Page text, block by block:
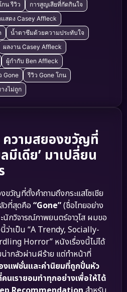
กน รีวิว
การสูญเสียที่กัดกินใจ
สดง Casey Affleck
น้ำตาซึมด้วยความประทับใจ
ผลงาน Casey Affleck
ผู้กำกับ Ben Affleck
Gone
รีวิว Gone โกน
างไม่ถูก
ความสยองขวัญที่
มีเดีย’ มาเปลี่ยน
วัญที่ตั้งคำถามถึงกระแสโซเชีย
วที่สุดคือ “Gone”(ชื่อไทยอย่าง
นักวิจารณ์ภาพยนตร์อาวุโส ผมขอ
ว่าเป็น “A Trendy, Socially-
Horror” หนังเรื่องนี้ไม่ได้
ากลัวผ่านผีร้าย แต่ทำหน้าที่
งแฟชั่นและค่านิยมที่ถูกปั่นหัว
นเรายอมทำทุกอย่างเพื่อให้ได้